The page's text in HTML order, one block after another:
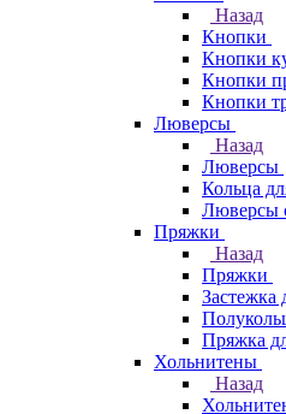
Назад
Кнопки
Кнопки
Кнопки
Кнопки
Люверсы
Назад
Люверсы
Кольца
Люверсы
Пряжки
Назад
Пряжки
Застежка
Пряжка
Хольнитены
Назад